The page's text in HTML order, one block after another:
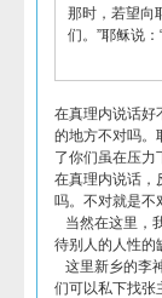
那时，若望向
们。”耶稣说
在真理内说话好
的地方不对吗。
了你们虽在压力
在真理内说话，
吗。不对就是不
当然在这里，
待别人的人性的
这里新乡的李
们可以私下找张